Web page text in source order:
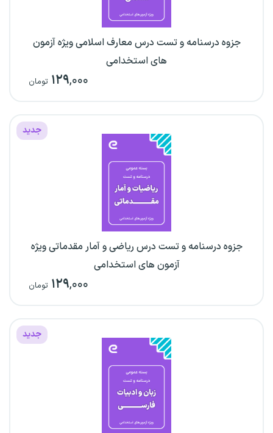
جزوه درسنامه و تست درس معارف اسلامی ویژه آزمون
های استخدامی
۱۲۹,۰۰۰ تومان
جدید
جزوه درسنامه و تست درس ریاضی و آمار مقدماتی ویژه
آزمون های استخدامی
۱۲۹,۰۰۰ تومان
جدید